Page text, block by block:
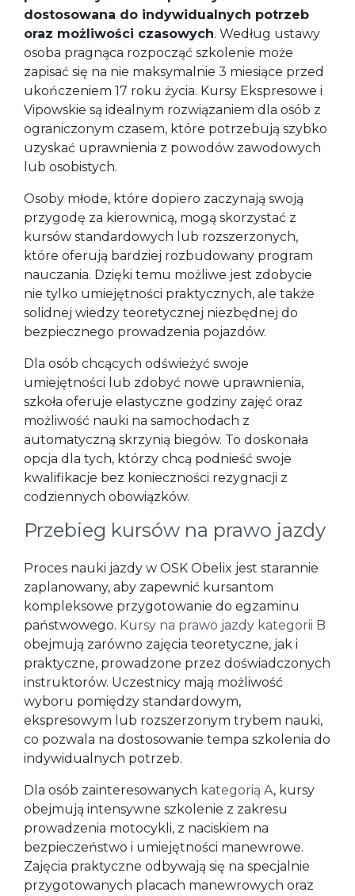
dostosowana do indywidualnych potrzeb
oraz możliwości czasowych. Według ustawy
osoba pragnąca rozpocząć szkolenie może
zapisać się na nie maksymalnie 3 miesiące przed
ukończeniem 17 roku życia. Kursy Ekspresowe i
Vipowskie są idealnym rozwiązaniem dla osób z
ograniczonym czasem, które potrzebują szybko
uzyskać uprawnienia z powodów zawodowych
lub osobistych.
Osoby młode, które dopiero zaczynają swoją
przygodę za kierownicą, mogą skorzystać z
kursów standardowych lub rozszerzonych,
które oferują bardziej rozbudowany program
nauczania. Dzięki temu możliwe jest zdobycie
nie tylko umiejętności praktycznych, ale także
solidnej wiedzy teoretycznej niezbędnej do
bezpiecznego prowadzenia pojazdów.
Dla osób chcących odświeżyć swoje
umiejętności lub zdobyć nowe uprawnienia,
szkoła oferuje elastyczne godziny zajęć oraz
możliwość nauki na samochodach z
automatyczną skrzynią biegów. To doskonała
opcja dla tych, którzy chcą podnieść swoje
kwalifikacje bez konieczności rezygnacji z
codziennych obowiązków.
Przebieg kursów na prawo jazdy
Proces nauki jazdy w OSK Obelix jest starannie
zaplanowany, aby zapewnić kursantom
kompleksowe przygotowanie do egzaminu
państwowego. Kursy na prawo jazdy kategorii B
obejmują zarówno zajęcia teoretyczne, jak i
praktyczne, prowadzone przez doświadczonych
instruktorów. Uczestnicy mają możliwość
wyboru pomiędzy standardowym,
ekspresowym lub rozszerzonym trybem nauki,
co pozwala na dostosowanie tempa szkolenia do
indywidualnych potrzeb.
Dla osób zainteresowanych kategorią A, kursy
obejmują intensywne szkolenie z zakresu
prowadzenia motocykli, z naciskiem na
bezpieczeństwo i umiejętności manewrowe.
Zajęcia praktyczne odbywają się na specjalnie
przygotowanych placach manewrowych oraz